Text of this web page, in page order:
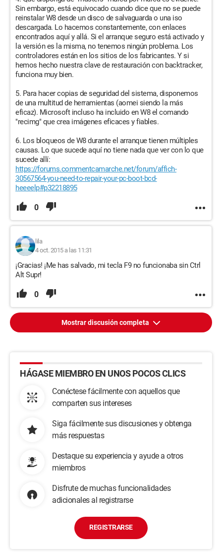
Sin embargo, está equivocado cuando dice que no se puede
reinstalar W8 desde un disco de salvaguarda o una iso
descargada. Lo hacemos constantemente, con enlaces
encontrados aquí y allá. Si el arranque seguro está activado y
la versión es la misma, no tenemos ningún problema. Los
controladores están en los sitios de los fabricantes. Y si
hemos hecho nuestra clave de restauración con backtracker,
funciona muy bien.
5. Para hacer copias de seguridad del sistema, disponemos
de una multitud de herramientas (aomei siendo la más
eficaz). Microsoft incluso ha incluido en W8 el comando
"recimg" que crea imágenes eficaces y fiables.
6. Los bloqueos de W8 durante el arranque tienen múltiples
causas. Lo que sucede aquí no tiene nada que ver con lo que
sucede allí:
https://forums.commentcamarche.net/forum/affich-
30567564-you-need-to-repair-your-pc-boot-bcd-
heeeelp#p32218895
0
lila
4 oct. 2015 a las 11:31
¡Gracias! ¡Me has salvado, mi tecla F9 no funcionaba sin Ctrl
Alt Supr!
0
Mostrar discusión completa
HÁGASE MIEMBRO EN UNOS POCOS CLICS
Conéctese fácilmente con aquellos que
comparten sus intereses
Siga fácilmente sus discusiones y obtenga
más respuestas
Destaque su experiencia y ayude a otros
miembros
Disfrute de muchas funcionalidades
adicionales al registrarse
REGISTRARSE